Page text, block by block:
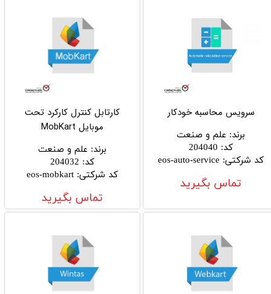
سرویس محاسبه خودکار
برند: علم و صنعت
کد:
204040
کد شرکتی:
eos-auto-service
تماس بگیرید
کارتابل کنترل کارکرد تحت
موبایل MobKart
برند: علم و صنعت
کد:
204032
کد شرکتی:
eos-mobkart
تماس بگیرید